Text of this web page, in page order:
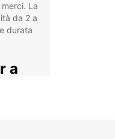
La
da 2 a
durata
a